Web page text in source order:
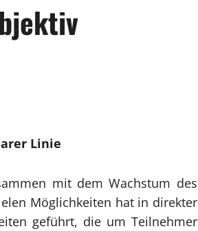
Linie
mit dem Wachstum des
Möglichkeiten hat in direkter
geführt, die um Teilnehmer